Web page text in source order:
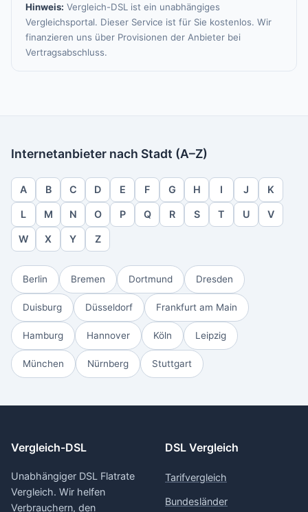
Hinweis: Vergleich-DSL ist ein unabhängiges
Vergleichsportal. Dieser Service ist für Sie kostenlos. Wir
finanzieren uns über Provisionen der Anbieter bei
Vertragsabschluss.
Internetanbieter nach Stadt (A–Z)
A B C D E F G H I J K
L M N O P Q R S T U V
W X Y Z
Berlin Bremen Dortmund Dresden
Duisburg Düsseldorf Frankfurt am Main
Hamburg Hannover Köln Leipzig
München Nürnberg Stuttgart
Vergleich-DSL
Unabhängiger DSL Flatrate
Vergleich. Wir helfen
Verbrauchern, den
DSL Vergleich
Tarifvergleich
Bundesländer